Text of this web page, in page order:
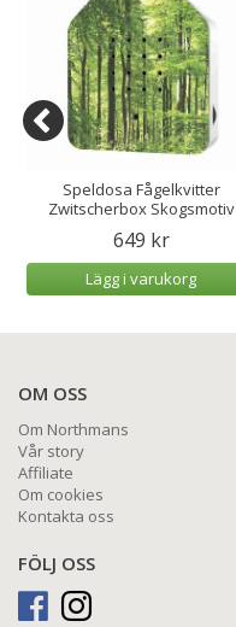
Speldosa Fågelkvitter
Zwitscherbox Skogsmotiv
649 kr
Lägg i varukorg
OM OSS
Om Northmans
Vår story
Affiliate
Om cookies
Kontakta oss
FÖLJ OSS